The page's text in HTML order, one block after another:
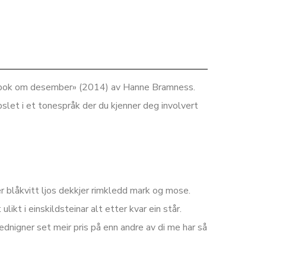
om desember» (2014) av Hanne Bramness.
i et tonespråk der du kjenner deg involvert
blåkvitt ljos dekkjer rimkledd mark og mose.
ulikt i einskildsteinar alt etter kvar ein står.
set meir pris på enn andre av di me har så